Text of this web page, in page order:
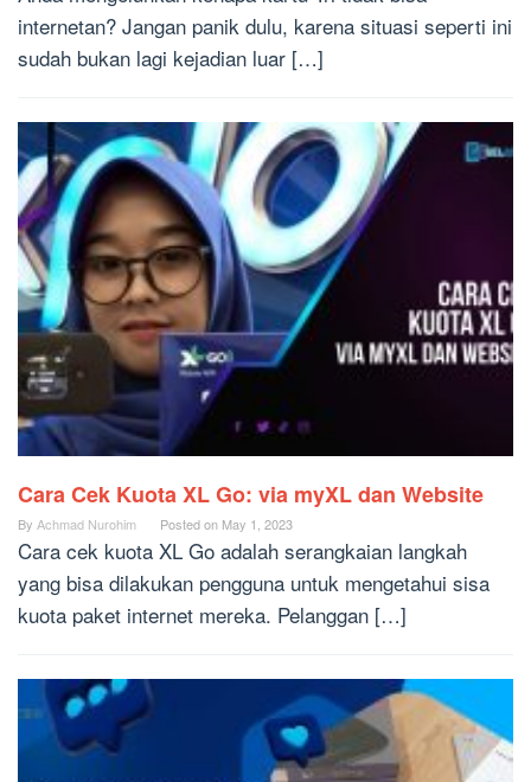
internetan? Jangan panik dulu, karena situasi seperti ini
sudah bukan lagi kejadian luar […]
Cara Cek Kuota XL Go: via myXL dan Website
By Achmad Nurohim Posted on May 1, 2023
Cara cek kuota XL Go adalah serangkaian langkah
yang bisa dilakukan pengguna untuk mengetahui sisa
kuota paket internet mereka. Pelanggan […]